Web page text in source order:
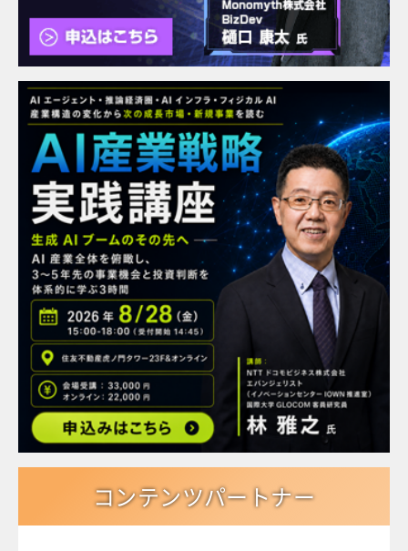
コンテンツパートナー